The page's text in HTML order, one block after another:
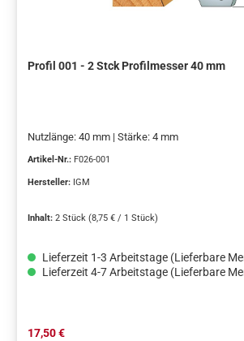
Profil 001 - 2 Stck Profilmesser 40 mm
Nutzlänge: 40 mm | Stärke: 4 mm
Artikel-Nr.: F026-001
Hersteller: IGM
Inhalt: 2 Stück (8,75 € / 1 Stück)
Lieferzeit 1-3 Arbeitstage (Lieferbare
Lieferzeit 4-7 Arbeitstage (Lieferbare
Regulärer Preis:
17,50 €